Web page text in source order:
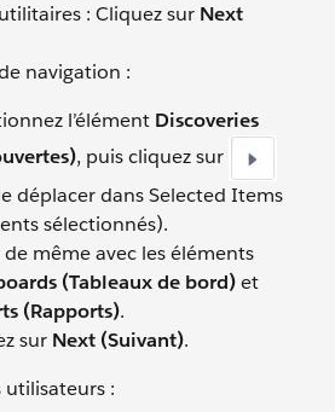
: Cliquez sur Next
navigation :
l’élément Discoveries
, puis cliquez sur
déplacer dans Selected Items
sélectionnés).
de même avec les éléments
(Tableaux de bord)et
(Rapports).
sur Next (Suivant).
utilisateurs :